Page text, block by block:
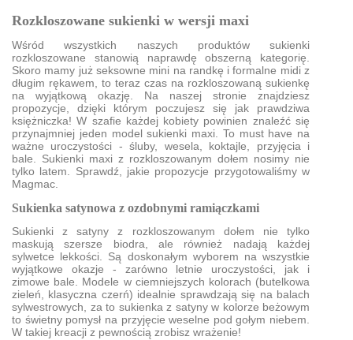
Rozkloszowane sukienki w wersji maxi
Wśród wszystkich naszych produktów sukienki
rozkloszowane stanowią naprawdę obszerną kategorię.
Skoro mamy już seksowne mini na randkę i formalne midi z
długim rękawem, to teraz czas na rozkloszowaną sukienkę
na wyjątkową okazję. Na naszej stronie znajdziesz
propozycje, dzięki którym poczujesz się jak prawdziwa
księżniczka! W szafie każdej kobiety powinien znaleźć się
przynajmniej jeden model sukienki maxi. To must have na
ważne uroczystości - śluby, wesela, koktajle, przyjęcia i
bale. Sukienki maxi z rozkloszowanym dołem nosimy nie
tylko latem. Sprawdź, jakie propozycje przygotowaliśmy w
Magmac.
Sukienka satynowa z ozdobnymi ramiączkami
Sukienki z satyny z rozkloszowanym dołem nie tylko
maskują szersze biodra, ale również nadają każdej
sylwetce lekkości. Są doskonałym wyborem na wszystkie
wyjątkowe okazje - zarówno letnie uroczystości, jak i
zimowe bale. Modele w ciemniejszych kolorach (butelkowa
zieleń, klasyczna czerń) idealnie sprawdzają się na balach
sylwestrowych, za to sukienka z satyny w kolorze beżowym
to świetny pomysł na przyjęcie weselne pod gołym niebem.
W takiej kreacji z pewnością zrobisz wrażenie!